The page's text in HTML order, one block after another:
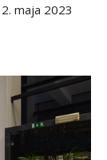
maja 2023